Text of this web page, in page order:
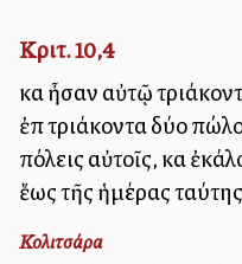
Κριτ. 10,4
καὶ ἦσαν αὐτῷ
ἐπὶ τριάκοντα δύο
πόλεις αὐτοῖς, καὶ
ἕως τῆς ἡμέρας
Κολιτσάρα